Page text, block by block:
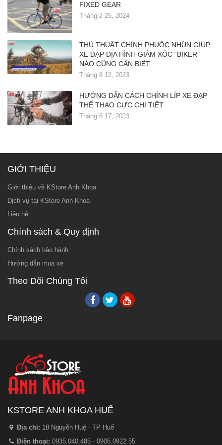
FIXED GEAR
Tháng 2 25, 2024
THỦ THUẬT CHỈNH PHUỘC NHÚN GIÚP
XE ĐẠP ĐỊA HÌNH GIẢM XÓC “BIKER”
NÀO CŨNG CẦN BIẾT
Tháng 8 12, 2023
HƯỚNG DẪN CÁCH CHỈNH LÍP XE ĐẠP
THỂ THAO CỰC CHI TIẾT
Tháng 6 17, 2023
GIỚI THIỆU
Giới thiệu về KStore Anh Khoa
Dịch vụ tại KStore Anh Khoa
Liên hệ
Chính sách & Quy định
Chính sách bảo hành
Hướng dẫn mua xe
Theo Dõi Chúng Tôi
Fanpage
KSTORE ANH KHOA HUẾ
Địa chỉ: 18 Nguyễn Huệ - TP Huế
Điện thoại: 0935.040.485 - 0905.0922.55